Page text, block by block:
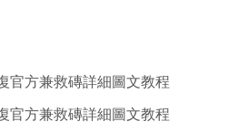
官方兼救磚詳細圖文教程
官方兼救磚詳細圖文教程